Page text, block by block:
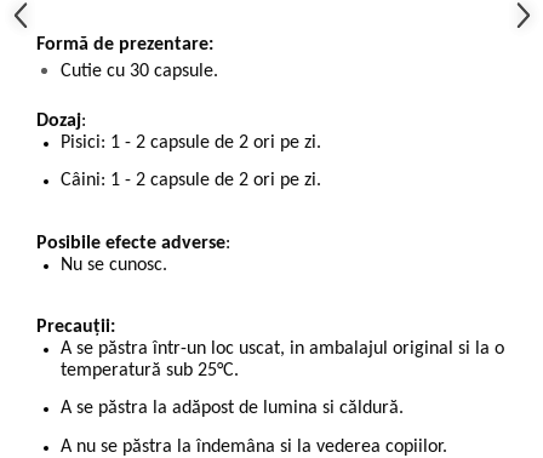
Formă de prezentare:
Cutie cu 30 capsule.
Dozaj:
Pisici: 1 - 2 capsule de 2 ori pe zi.
Câini: 1 - 2 capsule de 2 ori pe zi.
Posibile efecte adverse:
Nu se cunosc.
Precauții:
A se păstra într-un loc uscat, in ambalajul original si la o
temperatură sub 25°C.
A se păstra la adăpost de lumina si căldură.
A nu se păstra la îndemâna si la vederea copiilor.